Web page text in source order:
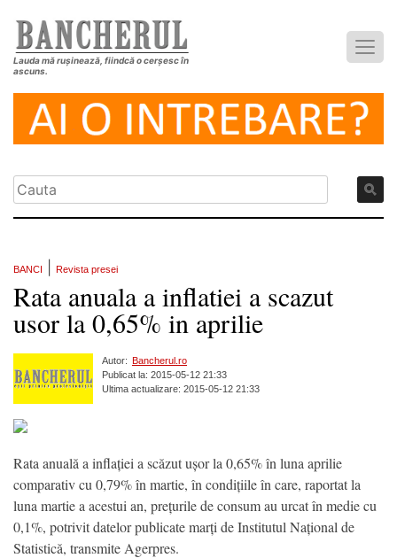
Lauda mă rușinează, fiindcă o cerșesc în
ascuns.
BANCI Revista presei
Rata anuala a inflatiei a scazut
usor la 0,65% in aprilie
Autor: Bancherul.ro
Publicat la: 2015-05-12 21:33
Ultima actualizare: 2015-05-12 21:33
Rata anuală a inflației a scăzut ușor la 0,65% în luna aprilie
comparativ cu 0,79% în martie, în condițiile în care, raportat la
luna martie a acestui an, prețurile de consum au urcat în medie cu
0,1%, potrivit datelor publicate marți de Institutul Național de
Statistică, transmite Agerpres.